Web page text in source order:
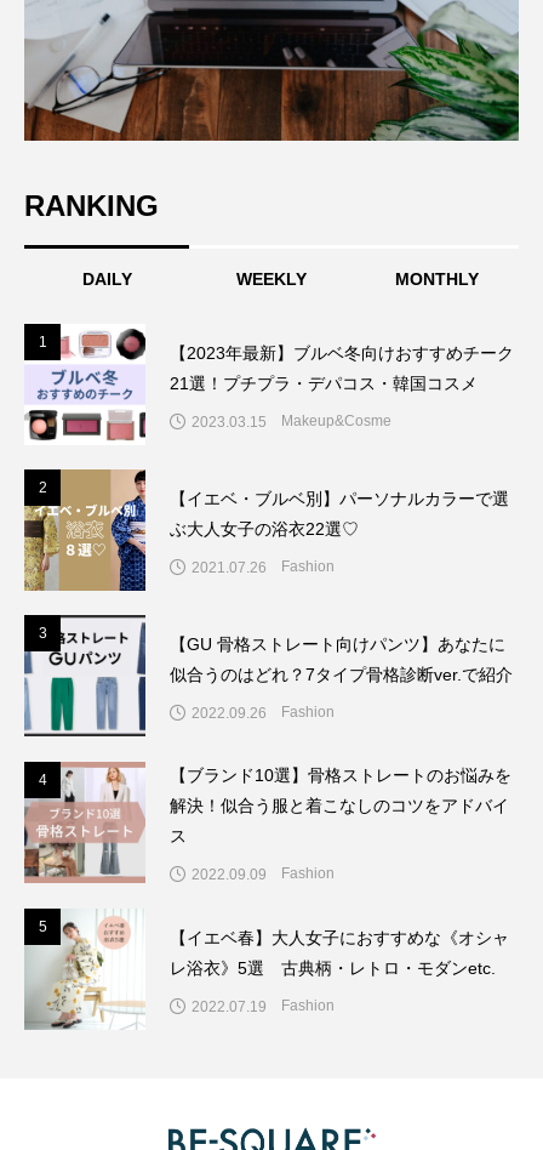
RANKING
DAILY WEEKLY MONTHLY
1
【2023年最新】ブルベ冬向けおすすめチーク
21選！プチプラ・デパコス・韓国コスメ
2023.03.15 Makeup&Cosme
2
【イエベ・ブルベ別】パーソナルカラーで選
ぶ大人女子の浴衣22選♡
2021.07.26 Fashion
3
【GU 骨格ストレート向けパンツ】あなたに
似合うのはどれ？7タイプ骨格診断ver.で紹介
2022.09.26 Fashion
4
【ブランド10選】骨格ストレートのお悩みを
解決！似合う服と着こなしのコツをアドバイ
ス
2022.09.09 Fashion
5
【イエベ春】大人女子におすすめな《オシャ
レ浴衣》5選 古典柄・レトロ・モダンetc.
2022.07.19 Fashion